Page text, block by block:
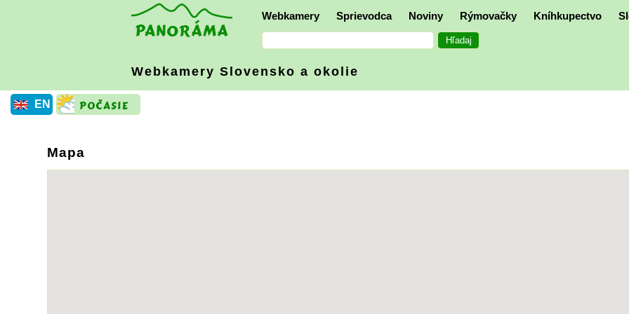
Webkamery Sprievodca Noviny Rýmovačky Kníhkupectvo
Webkamery Slovensko a okolie
EN
Mapa